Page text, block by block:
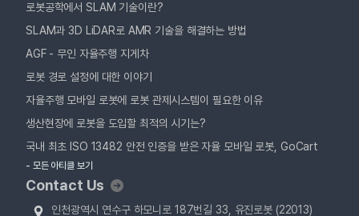
로봇공학에서 SLAM 기술이란?
SLAM과 3D LiDAR로 AMR 기술을 해결하는 방법
AGF - 무인 자율주행 지게차
로봇 경로 설정에 대한 이야기
자율주행 모바일 로봇에 로봇 관제시스템이 필요한 이유
생산현장에 로봇을 도입할 최적의 시기는?
국내 최초 ISO 13482 안전 인증을 받은 자율 모바일 로봇, GoCart
- 모든 아티클 보기
Contact Us
인천광역시 연수구 하모니로 187번길 33, 유진로봇 (22013)